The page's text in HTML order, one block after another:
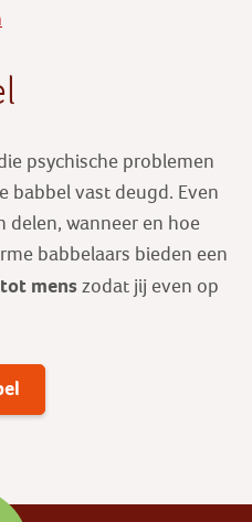
psychische problemen
babbel vast deugd. Even
delen, wanneer en hoe
babbelaars bieden een
mens zodat jij even op